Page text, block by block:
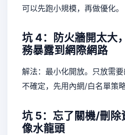
可以先跑小規模，再做優化。
坑 4：防火牆開太大
務暴露到網際網路
解法：最小化開放。只放需
不確定，先用內網/白名單策略
坑 5：忘了關機/刪除
像水龍頭